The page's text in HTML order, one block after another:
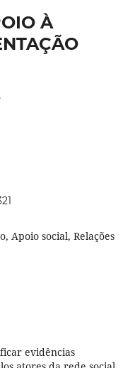
À
Apoio social, Relações
evidências